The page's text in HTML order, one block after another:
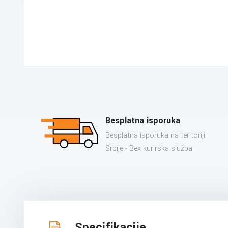
Besplatna isporuka
Besplatna isporuka na teritoriji
Srbije - Bex kurirska služba